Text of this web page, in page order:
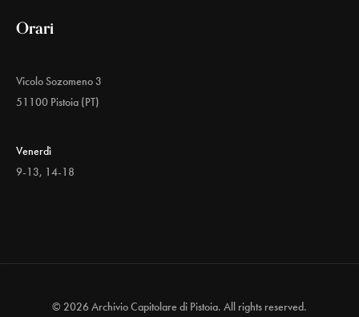
Orari
Vicolo Sozomeno 3
51100 Pistoia (PT)
Venerdì
9-13, 14-18
© 2026 Archivio Capitolare di Pistoia. All rights reserved.